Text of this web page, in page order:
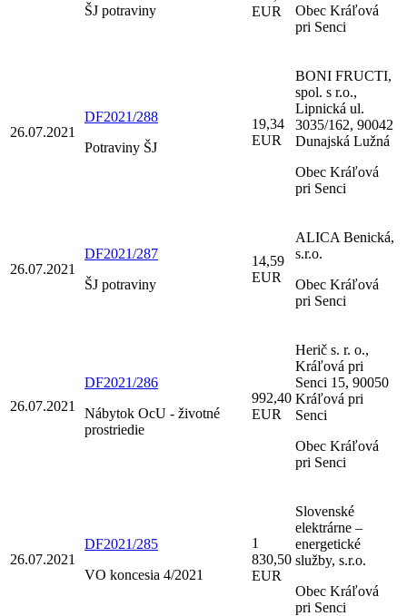
ŠJ potraviny
EUR
Obec Kráľová
pri Senci
26.07.2021
DF2021/288
Potraviny ŠJ
19,34
EUR
BONI FRUCTI,
spol. s r.o.,
Lipnická ul.
3035/162, 90042
Dunajská Lužná
Obec Kráľová
pri Senci
26.07.2021
DF2021/287
ŠJ potraviny
14,59
EUR
ALICA Benická,
s.r.o.
Obec Kráľová
pri Senci
26.07.2021
DF2021/286
Nábytok OcU - životné
prostriedie
992,40
EUR
Herič s. r. o.,
Kráľová pri
Senci 15, 90050
Kráľová pri
Senci
Obec Kráľová
pri Senci
26.07.2021
DF2021/285
VO koncesia 4/2021
1
830,50
EUR
Slovenské
elektrárne –
energetické
služby, s.r.o.
Obec Kráľová
pri Senci